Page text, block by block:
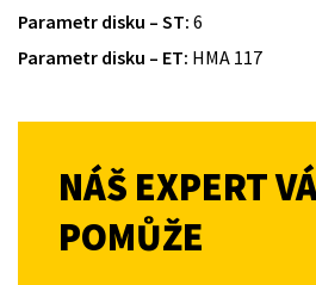
Parametr disku – ST: 6
Parametr disku – ET: HMA 117
NÁŠ EXPERT
POMŮŽE